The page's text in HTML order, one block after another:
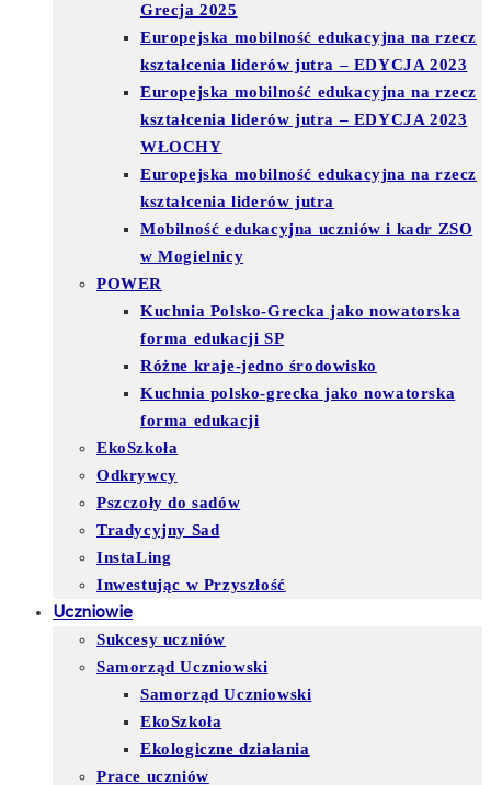
Grecja 2025
Europejska mobilność edukacyjna na rzecz
kształcenia liderów jutra – EDYCJA 2023
Europejska mobilność edukacyjna na rzecz
kształcenia liderów jutra – EDYCJA 2023
WŁOCHY
Europejska mobilność edukacyjna na rzecz
kształcenia liderów jutra
Mobilność edukacyjna uczniów i kadr ZSO
w Mogielnicy
POWER
Kuchnia Polsko-Grecka jako nowatorska
forma edukacji SP
Różne kraje-jedno środowisko
Kuchnia polsko-grecka jako nowatorska
forma edukacji
EkoSzkoła
Odkrywcy
Pszczoły do sadów
Tradycyjny Sad
InstaLing
Inwestując w Przyszłość
Uczniowie
Sukcesy uczniów
Samorząd Uczniowski
Samorząd Uczniowski
EkoSzkoła
Ekologiczne działania
Prace uczniów